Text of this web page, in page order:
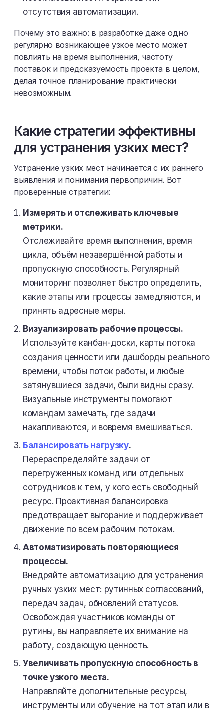
отсутствия автоматизации.
Почему это важно: в разработке даже одно
регулярно возникающее узкое место может
повлиять на время выполнения, частоту
поставок и предсказуемость проекта в целом,
делая точное планирование практически
невозможным.
Какие стратегии эффективны
для устранения узких мест?
Устранение узких мест начинается с их раннего
выявления и понимания первопричин. Вот
проверенные стратегии:
Измерять и отслеживать ключевые
метрики.
Отслеживайте время выполнения, время
цикла, объём незавершённой работы и
пропускную способность. Регулярный
мониторинг позволяет быстро определить,
какие этапы или процессы замедляются, и
принять адресные меры.
Визуализировать рабочие процессы.
Используйте канбан-доски, карты потока
создания ценности или дашборды реального
времени, чтобы поток работы, и любые
затянувшиеся задачи, были видны сразу.
Визуальные инструменты помогают
командам замечать, где задачи
накапливаются, и вовремя вмешиваться.
Балансировать нагрузку.
Перераспределяйте задачи от
перегруженных команд или отдельных
сотрудников к тем, у кого есть свободный
ресурс. Проактивная балансировка
предотвращает выгорание и поддерживает
движение по всем рабочим потокам.
Автоматизировать повторяющиеся
процессы.
Внедряйте автоматизацию для устранения
ручных узких мест: рутинных согласований,
передач задач, обновлений статусов.
Освобождая участников команды от
рутины, вы направляете их внимание на
работу, создающую ценность.
Увеличивать пропускную способность в
точке узкого места.
Направляйте дополнительные ресурсы,
инструменты или обучение на тот этап или в